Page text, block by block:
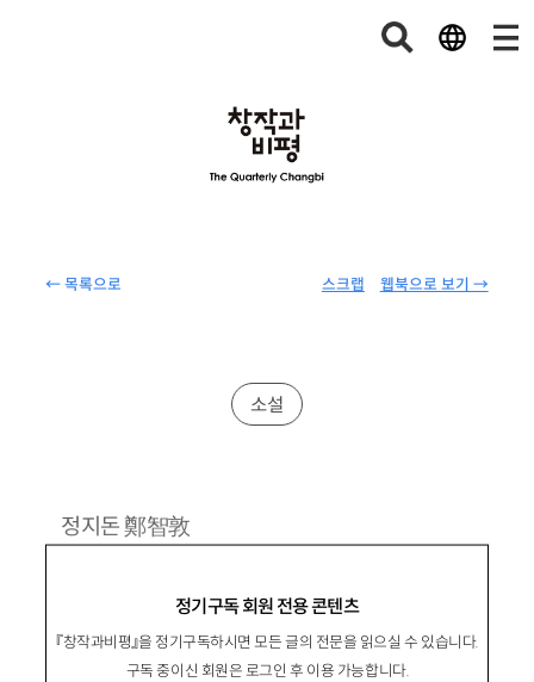
← 목록으로 웹북으로 보기 →
스크랩
정기구독 회원 전용 콘텐츠
『창작과비평』을 정기구독하시면 모든 글의 전문을 읽으실 수 있습니다.
구독 중이신 회원은 로그인 후 이용 가능합니다.
소설
정지돈鄭智敦
문학상으로 등단.
소설집 『내가 싸우듯이』 『우리는 다른 사람들